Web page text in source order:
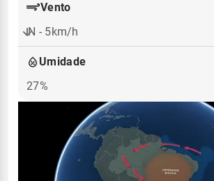
Vento
N - 5km/h
Umidade
27%